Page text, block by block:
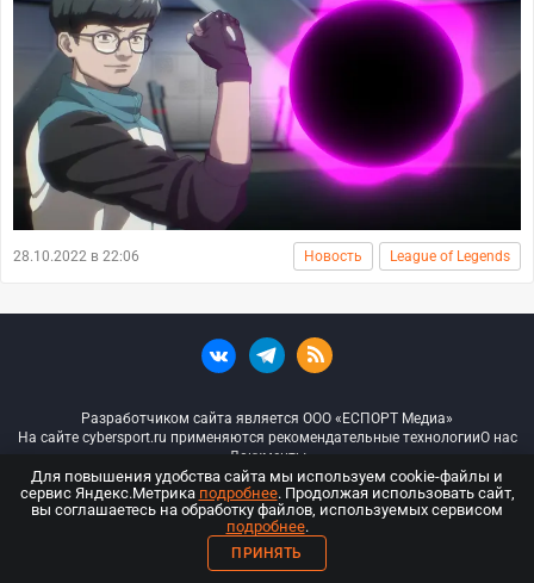
28.10.2022 в 22:06 Новость League of Legends
Разработчиком сайта является ООО «ЕСПОРТ Медиа»
На сайте cybersport.ru применяются рекомендательные технологииО нас
Документы
© ООО «Киберспорт.ру» — Все права защищены
18+
ООО «Киберспорт.ру». Свидетельство о регистрации средств массовой
Для повышения удобства сайта мы используем cookie-файлы и
сервис Яндекс.Метрика подробнее. Продолжая использовать сайт,
вы соглашаетесь на обработку файлов, используемых сервисом
подробнее.
ПРИНЯТЬ